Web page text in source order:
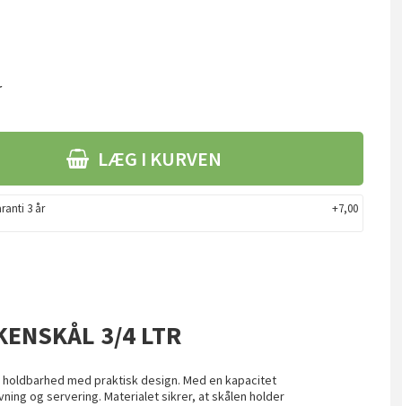
LÆG I KURVEN
3 år +7,00
3/4 LTR
med praktisk design. Med en kapacitet
og servering. Materialet sikrer, at skålen holder